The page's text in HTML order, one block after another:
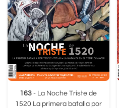
163 - La Noche Triste de
1520 La primera batalla por